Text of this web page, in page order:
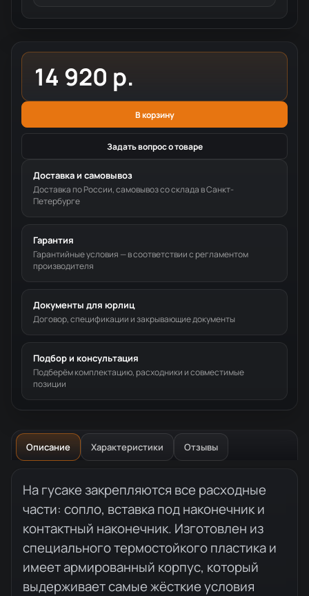
14 920 р.
В корзину
Задать вопрос о товаре
Доставка и самовывоз
Доставка по России, самовывоз со склада в Санкт-
Петербурге
Гарантия
Гарантийные условия — в соответствии с регламентом
производителя
Документы для юрлиц
Договор, спецификации и закрывающие документы
Подбор и консультация
Подберём комплектацию, расходники и совместимые
позиции
Описание Характеристики Отзывы
Описание товара
На гусаке закрепляются все расходные
части: сопло, вставка под наконечник и
контактный наконечник. Изготовлен из
специального термостойкого пластика и
имеет армированный корпус, который
выдерживает самые жёсткие условия